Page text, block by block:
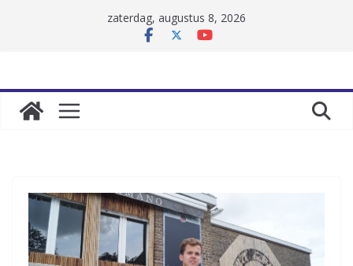
zaterdag, augustus 8, 2026